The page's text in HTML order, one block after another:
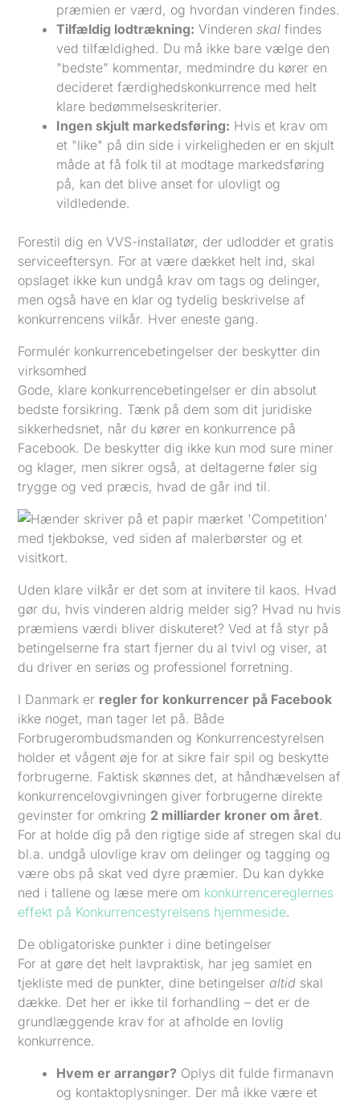
præmien er værd, og hvordan vinderen findes.
Tilfældig lodtrækning: Vinderenskal findes
ved tilfældighed. Du må ikke bare vælge den
"bedste" kommentar, medmindre du kører en
decideret færdighedskonkurrence med helt
klare bedømmelseskriterier.
Ingen skjult markedsføring: Hvis et krav om
et "like" på din side i virkeligheden er en skjult
måde at få folk til at modtage markedsføring
på, kan det blive anset for ulovligt og
vildledende.
Forestil dig en VVS-installatør, der udlodder et gratis
serviceeftersyn. For at være dækket helt ind, skal
opslaget ikke kun undgå krav om tags og delinger,
men også have en klar og tydelig beskrivelse af
konkurrencens vilkår. Hver eneste gang.
Formulér konkurrencebetingelser der beskytter din
virksomhed
Gode, klare konkurrencebetingelser er din absolut
bedste forsikring. Tænk på dem som dit juridiske
sikkerhedsnet, når du kører en konkurrence på
Facebook. De beskytter dig ikke kun mod sure miner
og klager, men sikrer også, at deltagerne føler sig
trygge og ved præcis, hvad de går ind til.
Uden klare vilkår er det som at invitere til kaos. Hvad
gør du, hvis vinderen aldrig melder sig? Hvad nu hvis
præmiens værdi bliver diskuteret? Ved at få styr på
betingelserne fra start fjerner du al tvivl og viser, at
du driver en seriøs og professionel forretning.
I Danmark er regler for konkurrencer på Facebook
ikke noget, man tager let på. Både
Forbrugerombudsmanden og Konkurrencestyrelsen
holder et vågent øje for at sikre fair spil og beskytte
forbrugerne. Faktisk skønnes det, at håndhævelsen af
konkurrencelovgivningen giver forbrugerne direkte
gevinster for omkring 2 milliarder kroner om året.
For at holde dig på den rigtige side af stregen skal du
bl.a. undgå ulovlige krav om delinger og tagging og
være obs på skat ved dyre præmier. Du kan dykke
ned i tallene og læse mere om konkurrencereglernes
effekt på Konkurrencestyrelsens hjemmeside.
De obligatoriske punkter i dine betingelser
For at gøre det helt lavpraktisk, har jeg samlet en
tjekliste med de punkter, dine betingelseraltid skal
dække. Det her er ikke til forhandling – det er de
grundlæggende krav for at afholde en lovlig
konkurrence.
Hvem er arrangør? Oplys dit fulde firmanavn
og kontaktoplysninger. Der må ikke være et